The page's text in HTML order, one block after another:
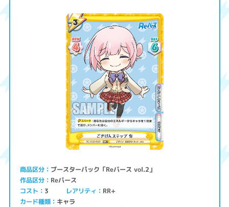
商品区分 ブースターパック「Reバース vol.2」
作品区分 Reバース
コスト 3 レアリティ RR+
カード種類 キャラ